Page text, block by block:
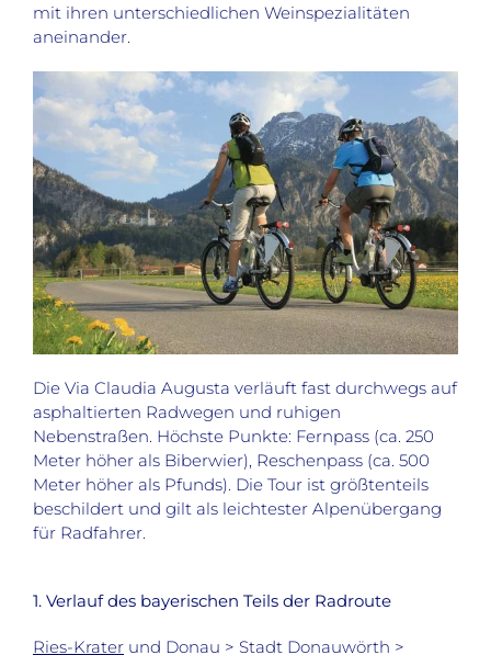
mit ihren unterschiedlichen Weinspezialitäten
aneinander.
Die Via Claudia Augusta verläuft fast durchwegs auf
asphaltierten Radwegen und ruhigen
Nebenstraßen. Höchste Punkte: Fernpass (ca. 250
Meter höher als Biberwier), Reschenpass (ca. 500
Meter höher als Pfunds). Die Tour ist größtenteils
beschildert und gilt als leichtester Alpenübergang
für Radfahrer.
1. Verlauf des bayerischen Teils der Radroute
Ries-Krater und Donau > Stadt Donauwörth >